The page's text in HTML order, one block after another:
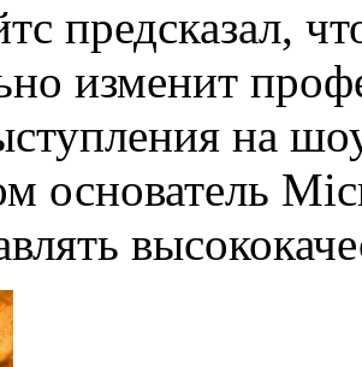
предсказал,
изменит
на
основатель